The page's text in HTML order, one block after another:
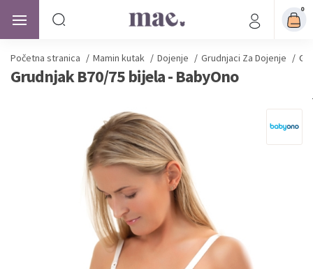
0
Početna stranica / Mamin kutak / Dojenje / Grudnjaci Za Dojenje /
Grudnjak B70/75 bijela - BabyOno